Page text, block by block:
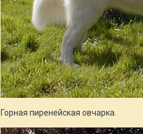
Горная пиренейская овчарка.